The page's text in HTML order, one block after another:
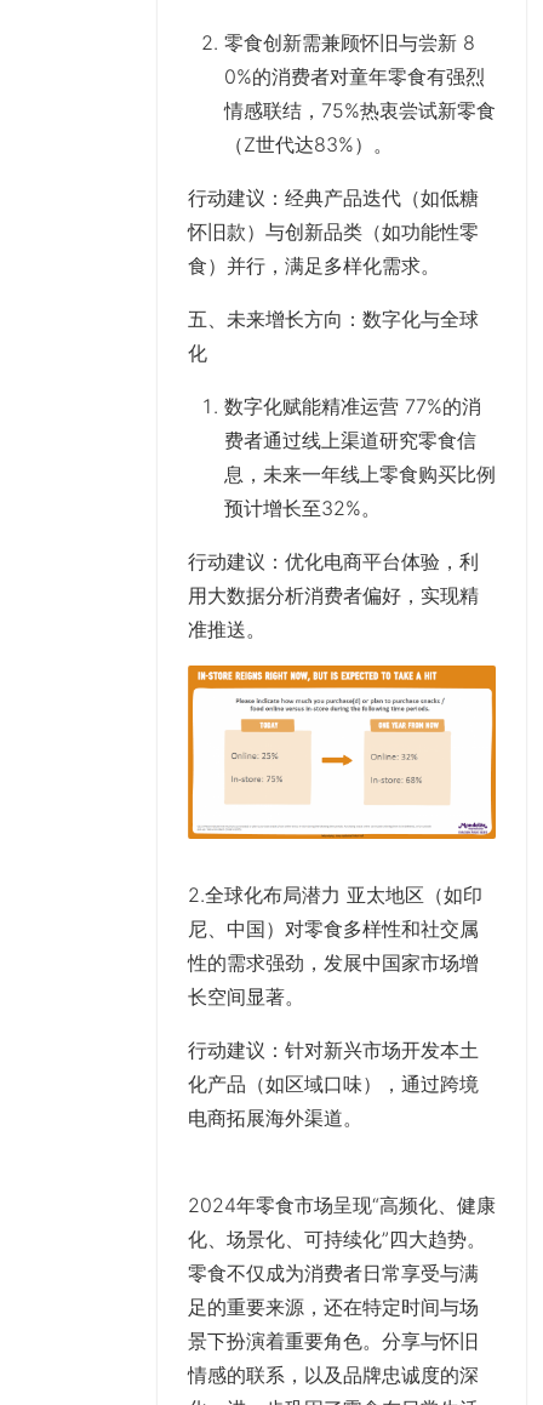
零食创新需兼顾怀旧与尝新 8
0%的消费者对童年零食有强烈
情感联结，75%热衷尝试新零食
（Z世代达83%）。
行动建议 ：经典产品迭代（如低糖
怀旧款）与创新品类（如功能性零
食）并行，满足多样化需求。
五、未来增长方向：数字化与全球
化
数字化赋能精准运营 77%的消
费者通过线上渠道研究零食信
息，未来一年线上零食购买比例
预计增长至32%。
行动建议 ：优化电商平台体验，利
用大数据分析消费者偏好，实现精
准推送。
2.全球化布局潜力 亚太地区（如印
尼、中国）对零食多样性和社交属
性的需求强劲，发展中国家市场增
长空间显著。
行动建议 ：针对新兴市场开发本土
化产品（如区域口味），通过跨境
电商拓展海外渠道。
2024年零食市场呈现“高频化、健康
化、场景化、可持续化”四大趋势。
零食不仅成为消费者日常享受与满
足的重要来源，还在特定时间与场
景下扮演着重要角色。分享与怀旧
情感的联系，以及品牌忠诚度的深